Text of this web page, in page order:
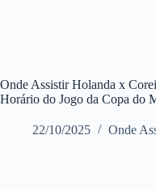
Onde Assistir Holanda x
Horário do Jogo da Copa do
22/10/2025 Onde